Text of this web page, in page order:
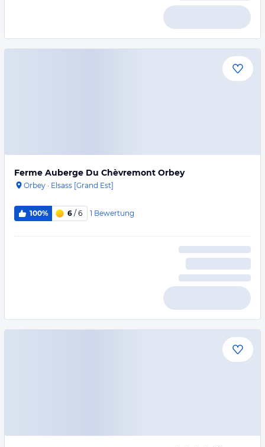
Ferme Auberge Du Chèvremont Orbey
Orbey · Elsass [Grand Est]
100% 6 / 6 1 Bewertung